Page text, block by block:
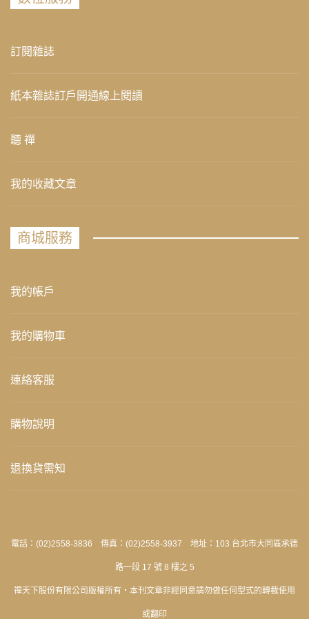
訂閱雜誌
紙本雜誌訂戶開通線上閱讀
聽 禪
我的收藏文章
商城服務
我的帳戶
我的購物車
連絡客服
購物說明
退換貨需知
電話：(02)2558-3836 傳真：(02)2558-3937 地址：103 台北市大同區承德
路一段 17 號 8 樓之 5
禪天下股份有限公司版權所有‧本刊文章非經同意請勿做任何型式的轉載使用
或翻印